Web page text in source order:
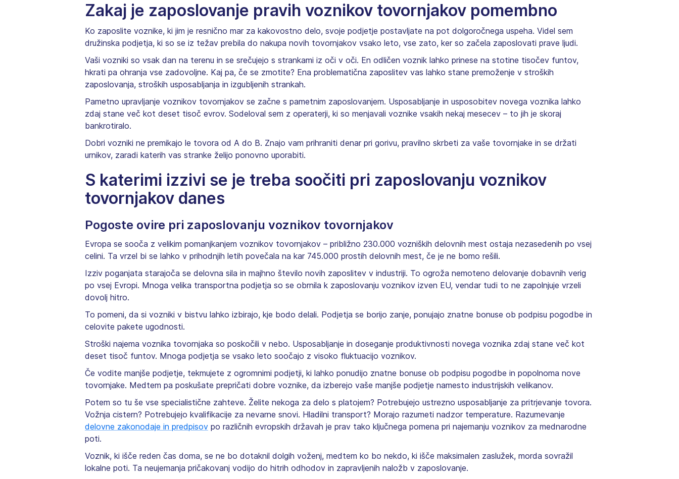
Zakaj je zaposlovanje pravih voznikov tovornjakov pomembno
Ko zaposlite voznike, ki jim je resnično mar za kakovostno delo, svoje podjetje postavljate na pot dolgoročnega uspeha. Videl sem
družinska podjetja, ki so se iz težav prebila do nakupa novih tovornjakov vsako leto, vse zato, ker so začela zaposlovati prave ljudi.
Vaši vozniki so vsak dan na terenu in se srečujejo s strankami iz oči v oči. En odličen voznik lahko prinese na stotine tisočev funtov,
hkrati pa ohranja vse zadovoljne. Kaj pa, če se zmotite? Ena problematična zaposlitev vas lahko stane premoženje v stroških
zaposlovanja, stroških usposabljanja in izgubljenih strankah.
Pametno upravljanje voznikov tovornjakov se začne s pametnim zaposlovanjem. Usposabljanje in usposobitev novega voznika lahko
zdaj stane več kot deset tisoč evrov. Sodeloval sem z operaterji, ki so menjavali voznike vsakih nekaj mesecev – to jih je skoraj
bankrotiralo.
Dobri vozniki ne premikajo le tovora od A do B. Znajo vam prihraniti denar pri gorivu, pravilno skrbeti za vaše tovornjake in se držati
urnikov, zaradi katerih vas stranke želijo ponovno uporabiti.
S katerimi izzivi se je treba soočiti pri zaposlovanju voznikov
tovornjakov danes
Pogoste ovire pri zaposlovanju voznikov tovornjakov
Evropa se sooča z velikim pomanjkanjem voznikov tovornjakov – približno 230.000 vozniških delovnih mest ostaja nezasedenih po vsej
celini. Ta vrzel bi se lahko v prihodnjih letih povečala na kar 745.000 prostih delovnih mest, če je ne bomo rešili.
Izziv poganjata starajoča se delovna sila in majhno število novih zaposlitev v industriji. To ogroža nemoteno delovanje dobavnih verig
po vsej Evropi. Mnoga velika transportna podjetja so se obrnila k zaposlovanju voznikov izven EU, vendar tudi to ne zapolnjuje vrzeli
dovolj hitro.
To pomeni, da si vozniki v bistvu lahko izbirajo, kje bodo delali. Podjetja se borijo zanje, ponujajo znatne bonuse ob podpisu pogodbe in
celovite pakete ugodnosti.
Stroški najema voznika tovornjaka so poskočili v nebo. Usposabljanje in doseganje produktivnosti novega voznika zdaj stane več kot
deset tisoč funtov. Mnoga podjetja se vsako leto soočajo z visoko fluktuacijo voznikov.
Če vodite manjše podjetje, tekmujete z ogromnimi podjetji, ki lahko ponudijo znatne bonuse ob podpisu pogodbe in popolnoma nove
tovornjake. Medtem pa poskušate prepričati dobre voznike, da izberejo vaše manjše podjetje namesto industrijskih velikanov.
Potem so tu še vse specialistične zahteve. Želite nekoga za delo s platojem? Potrebujejo ustrezno usposabljanje za pritrjevanje tovora.
Vožnja cistern? Potrebujejo kvalifikacije za nevarne snovi. Hladilni transport? Morajo razumeti nadzor temperature. Razumevanje
delovne zakonodaje in predpisov po različnih evropskih državah je prav tako ključnega pomena pri najemanju voznikov za mednarodne
poti.
Voznik, ki išče reden čas doma, se ne bo dotaknil dolgih voženj, medtem ko bo nekdo, ki išče maksimalen zaslužek, morda sovražil
lokalne poti. Ta neujemanja pričakovanj vodijo do hitrih odhodov in zapravljenih naložb v zaposlovanje.